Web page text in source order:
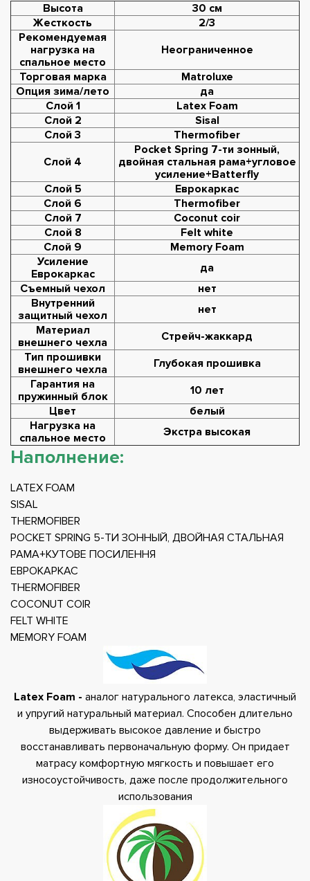
Высота
30 см
Жесткость
2/3
Рекомендуемая
нагрузка на
спальное место
Неограниченное
Торговая марка
Matroluxe
Опция зима/лето
да
Слой 1
Latex Foam
Слой 2
Sisal
Слой 3
Thermofiber
Слой 4
Pocket Spring 7-ти зонный,
двойная стальная рама+угловое
усиление+Batterfly
Слой 5
Еврокаркас
Слой 6
Thermofiber
Слой 7
Coconut coir
Слой 8
Felt white
Слой 9
Memory Foam
Усиление
Еврокаркас
да
Съемный чехол
нет
Внутренний
защитный чехол
нет
Материал
внешнего чехла
Стрейч-жаккард
Тип прошивки
внешнего чехла
Глубокая прошивка
Гарантия на
пружинный блок
10 лет
Цвет
белый
Нагрузка на
спальное место
Экстра высокая
Наполнение:
LATEX FOAM
SISAL
THERMOFIBER
POCKET SPRING 5-ТИ ЗОННЫЙ, ДВОЙНАЯ СТАЛЬНАЯ
РАМА+КУТОВЕ ПОСИЛЕННЯ
ЕВРОКАРКАС
THERMOFIBER
COCONUT COIR
FELT WHITE
MEMORY FOAM
Latex Foam - аналог натурального латекса, эластичный
и упругий натуральный материал. Способен длительно
выдерживать высокое давление и быстро
восстанавливать первоначальную форму. Он придает
матрасу комфортную мягкость и повышает его
износоустойчивость, даже после продолжительного
использования